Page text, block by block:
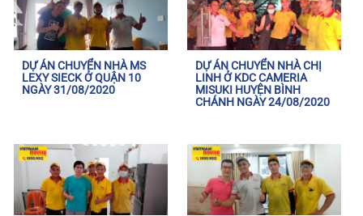
DỰ ÁN CHUYỂN NHÀ MS
LEXY SIECK Ở QUẬN 10
NGÀY 31/08/2020
DỰ ÁN CHUYỂN NHÀ CHỊ
LINH Ở KDC CAMERIA
MISUKI HUYỆN BÌNH
CHÁNH NGÀY 24/08/2020